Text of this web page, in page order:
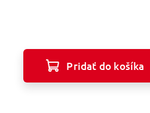
Pridať do košíka